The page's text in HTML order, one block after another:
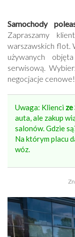
Samochody
Zapraszamy
warszawskich flot.
używanych
serwisową.
negocjacje cenowe!
Uwaga: Klienci ze
auta, ale zakup
salonów. Gdzie
Na którym placu
wóz.